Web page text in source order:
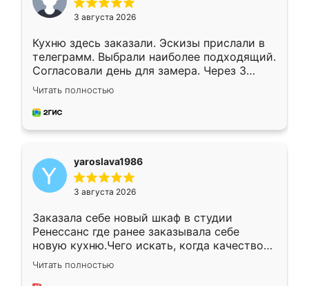
3 августа 2026
Кухню здесь заказали. Эскизы прислали в
телеграмм. Выбрали наиболее подходящий.
Согласовали день для замера. Через 3
недели кухня была уже готова. Остались
довольны работой. Спасибо Ренессанс
мебель за качественную работу!
Читать полностью
yaroslava1986
3 августа 2026
Заказала себе новый шкаф в студии
Ренессанс где ранее заказывала себе
новую кухню.Чего искать, когда качеством
вполне довольна. Служит кухня уже почти
два года, нареканий нет.
Читать полностью